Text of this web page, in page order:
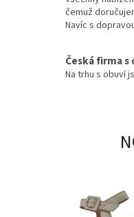
čemuž
Navíc s
Česká firma
Na trhu s obuví